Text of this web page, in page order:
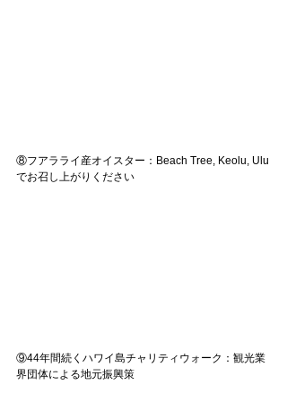
⑧フアラライ産オイスター：Beach Tree, Keolu, Ulu
でお召し上がりください
⑨44年間続くハワイ島チャリティウォーク：観光業
界団体による地元振興策